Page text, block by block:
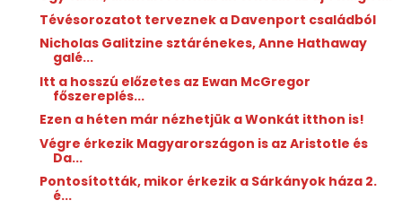
Tévésorozatot terveznek a Davenport családból
Nicholas Galitzine sztárénekes, Anne Hathaway
galé...
Itt a hosszú előzetes az Ewan McGregor
főszereplés...
Ezen a héten már nézhetjük a Wonkát itthon is!
Végre érkezik Magyarországon is az Aristotle és
Da...
Pontosították, mikor érkezik a Sárkányok háza 2.
é...